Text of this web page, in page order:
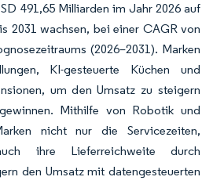
491,65 Milliarden im Jahr 2026 auf
2031 wachsen, bei einer CAGR von
(2026–2031). Marken
KI-gesteuerte Küchen und
um den Umsatz zu steigern
Mithilfe von Robotik und
nicht nur die Servicezeiten,
ihre Lieferreichweite durch
den Umsatz mit datengesteuerten